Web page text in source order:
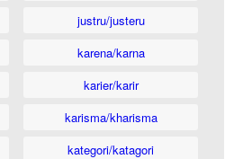
justru/justeru
karena/karna
karier/karir
karisma/kharisma
kategori/katagori